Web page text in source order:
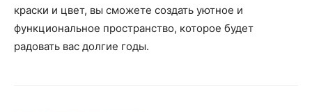
краски и цвет, вы сможете создать уютное и
функциональное пространство, которое будет
радовать вас долгие годы.